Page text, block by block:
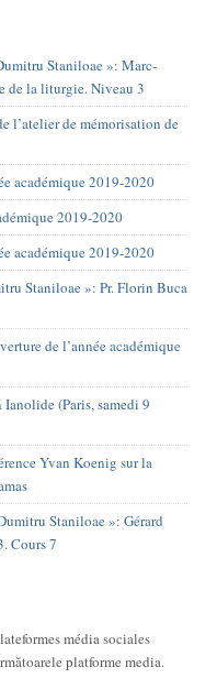
Staniloae »: Marc-
de la liturgie. Niveau 3
l’atelier de mémorisation de
académique 2019-2020
2019-2020
académique 2019-2020
Staniloae »: Pr. Florin Buca
de l’année académique
(Paris, samedi 9
Yvan Koenig sur la
Staniloae »: Gérard
Cours 7
média sociales
următoarele platforme media.